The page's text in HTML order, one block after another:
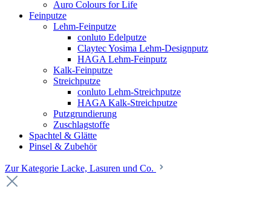
Auro Colours for Life
Feinputze
Lehm-Feinputze
conluto Edelputze
Claytec Yosima Lehm-Designputz
HAGA Lehm-Feinputz
Kalk-Feinputze
Streichputze
conluto Lehm-Streichputze
HAGA Kalk-Streichputze
Putzgrundierung
Zuschlagstoffe
Spachtel & Glätte
Pinsel & Zubehör
Zur Kategorie Lacke, Lasuren und Co.